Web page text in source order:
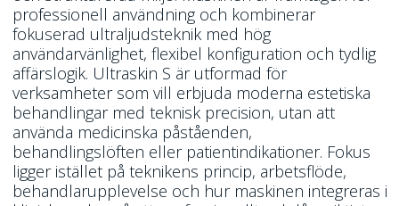
professionell användning och kombinerar
fokuserad ultraljudsteknik med hög
användarvänlighet, flexibel konfiguration och tydlig
affärslogik. Ultraskin S är utformad för
verksamheter som vill erbjuda moderna estetiska
behandlingar med teknisk precision, utan att
använda medicinska påståenden,
behandlingslöften eller patientindikationer. Fokus
ligger istället på teknikens princip, arbetsflöde,
behandlarupplevelse och hur maskinen integreras i